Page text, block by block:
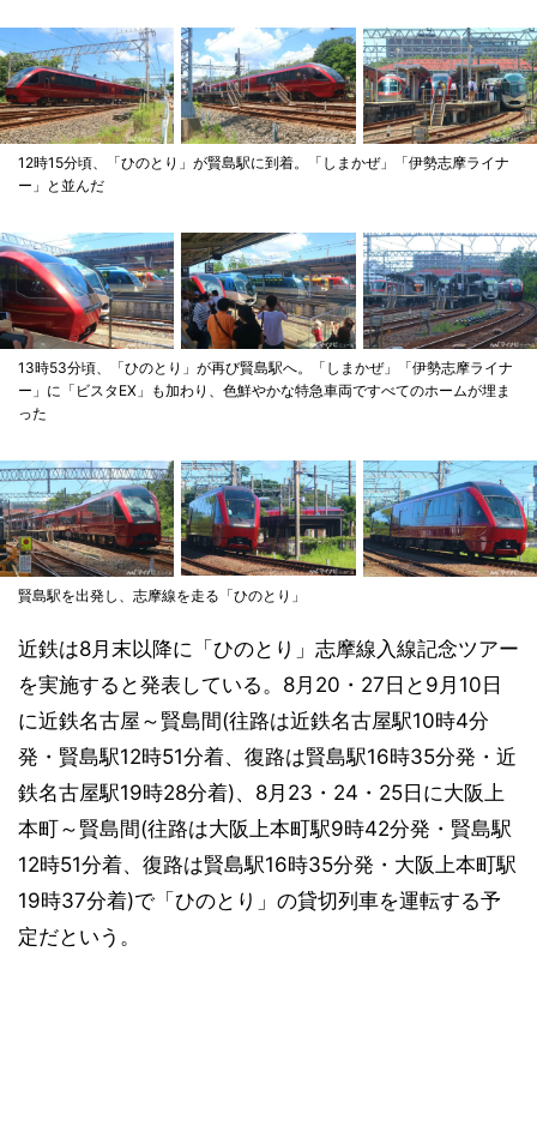
12時15分頃、「ひのとり」が賢島駅に到着。「しまかぜ」「伊勢志摩ライナ
ー」と並んだ
13時53分頃、「ひのとり」が再び賢島駅へ。「しまかぜ」「伊勢志摩ライナ
ー」に「ビスタEX」も加わり、色鮮やかな特急車両ですべてのホームが埋ま
った
賢島駅を出発し、志摩線を走る「ひのとり」
近鉄は8月末以降に「ひのとり」志摩線入線記念ツアー
を実施すると発表している。8月20・27日と9月10日
に近鉄名古屋～賢島間(往路は近鉄名古屋駅10時4分
発・賢島駅12時51分着、復路は賢島駅16時35分発・近
鉄名古屋駅19時28分着)、8月23・24・25日に大阪上
本町～賢島間(往路は大阪上本町駅9時42分発・賢島駅
12時51分着、復路は賢島駅16時35分発・大阪上本町駅
19時37分着)で「ひのとり」の貸切列車を運転する予
定だという。